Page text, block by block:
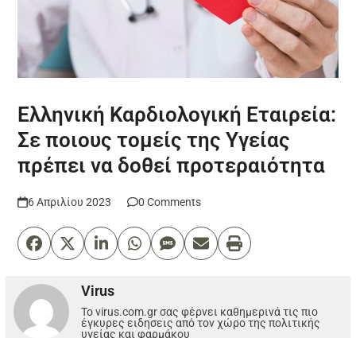
Ελληνική Καρδιολογική Εταιρεία:
Σε ποιους τομείς της Υγείας
πρέπει να δοθεί προτεραιότητα
6 Απριλίου 2023 0 Comments
Virus
Το virus.com.gr σας φέρνει καθημερινά τις πιο
έγκυρες ειδησεις από τον χώρο της πολιτικής
υγείας και φαρμάκου